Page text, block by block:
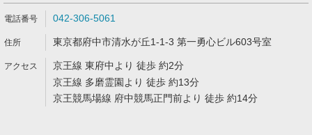
042-306-5061
東京都府中市清水が丘1-1-3 第一勇心ビル603号室
京王線 東府中より 徒歩 約2分
京王線 多磨霊園より 徒歩 約13分
京王競馬場線 府中競馬正門前より 徒歩 約14分